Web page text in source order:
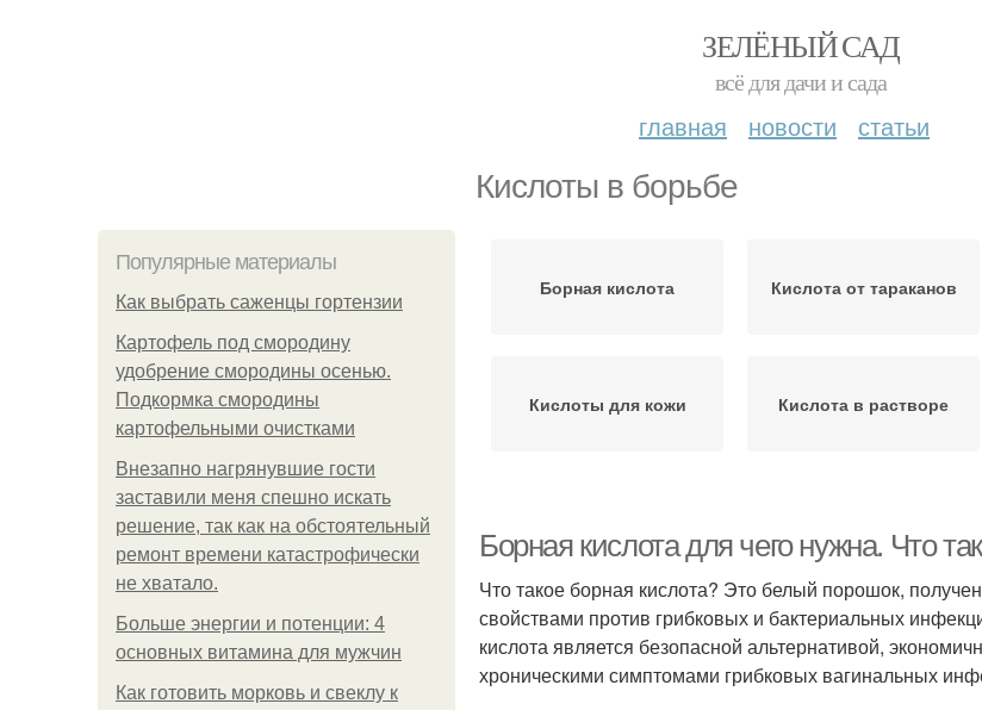
ЗЕЛЁНЫЙ САД
всё для дачи и сада
главная новости статьи
Кислоты в борьбе
Популярные материалы
Как выбрать саженцы гортензии
Картофель под смородину
удобрение смородины осенью.
Подкормка смородины
картофельными очистками
Внезапно нагрянувшие гости
заставили меня спешно искать
решение, так как на обстоятельный
ремонт времени катастрофически
не хватало.
Больше энергии и потенции: 4
основных витамина для мужчин
Как готовить морковь и свеклу к
Борная кислота Кислота от тараканов
Кислоты для кожи Кислота в растворе
кислотой
Кислоты для глаз
Кислота для
промывания
Борная кислота для чего нужна. Что
Что такое борная кислота? Это белый порошок,
свойствами против грибковых и бактериальных
кислота является безопасной альтернативой,
хроническими симптомами грибковых вагинальных